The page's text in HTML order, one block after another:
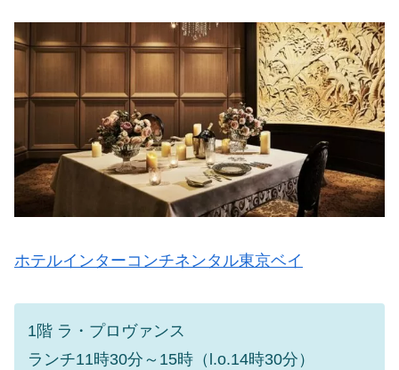
ホテルインターコンチネンタル東京ベイ
1階 ラ・プロヴァンス
ランチ11時30分～15時（l.o.14時30分）